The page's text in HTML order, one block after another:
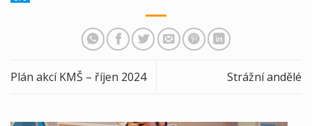
Plán akcí KMŠ – říjen 2024 Strážní andělé